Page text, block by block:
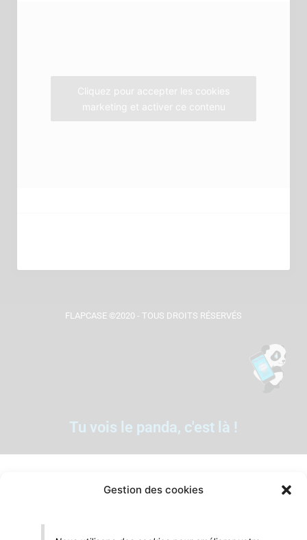
Gestion des cookies
m
Cliquez pour accepter les cookies
marketing et activer ce contenu
FLAPCASE ©2020 - TOUS DROITS RÉSERVÉS
Tu vois le panda, c'est là !